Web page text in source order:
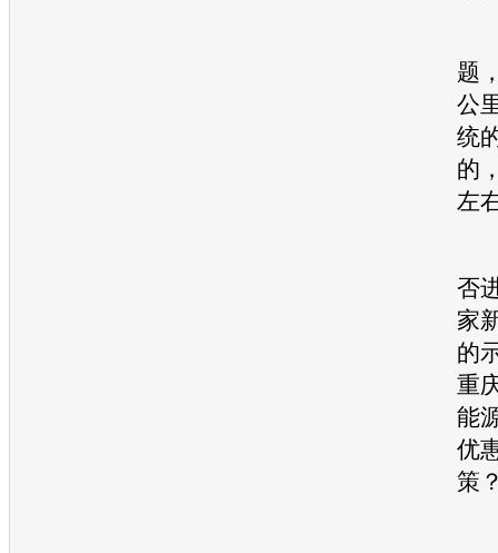
题
公
统
的
左
否
家
的
重
能
优
策